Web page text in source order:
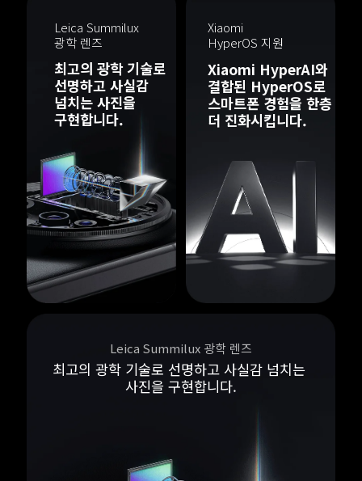
Leica Summilux
광학 렌즈
최고의 광학 기술로
선명하고 사실감
넘치는 사진을
Xiaomi
HyperOS 지원
Xiaomi HyperAI와
결합된 HyperOS로
스마트폰 경험을 한층
Leica Summilux 광학 렌즈
최고의 광학 기술로 선명하고 사실감 넘치는